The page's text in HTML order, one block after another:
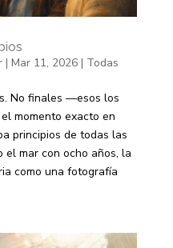
| Mar 11, 2026| Todas
No finales —esos los
momento exacto en
principios de todas las
el mar con ocho años, la
como una fotografía